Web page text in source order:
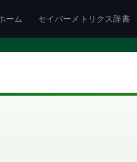
ーム セイバーメトリクス辞書